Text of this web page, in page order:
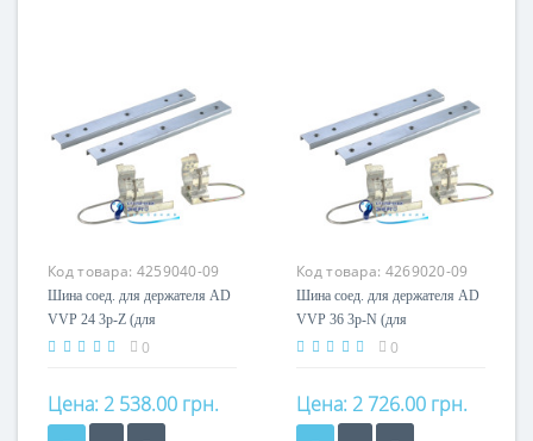
Код товара: 4259040-09
Шина соед. для держателя AD
VVP 24 3p-Z (для
внешн.монтажа)0
Цена: 2 538.00 грн.
Код товара: 4269020-09
Шина соед. для держателя AD
VVP 36 3p-N (для
внутр.монтажа) 0
Цена: 2 726.00 грн.